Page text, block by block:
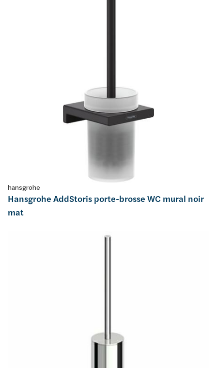
hansgrohe
Hansgrohe AddStoris porte-brosse WC mural noir
mat